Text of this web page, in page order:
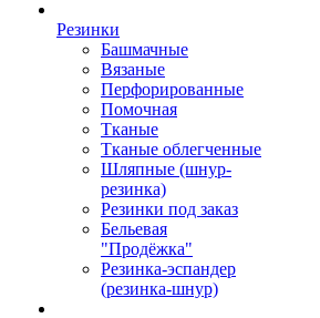
Резинки
Башмачные
Вязаные
Перфорированные
Помочная
Тканые
Тканые облегченные
Шляпные (шнур-
резинка)
Резинки под заказ
Бельевая
"Продёжка"
Резинка-эспандер
(резинка-шнур)